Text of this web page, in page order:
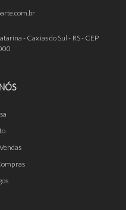
- Caxias do Sul - RS - CEP